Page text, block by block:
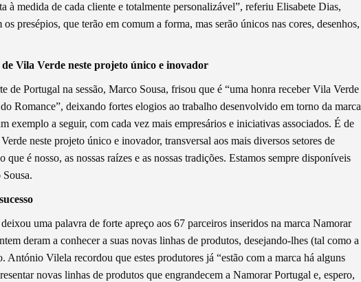
à medida de cada cliente e totalmente personalizável”, referiu Elisabete Dias,
presépios, que terão em comum a forma, mas serão únicos nas cores, desenhos,
Vila Verde neste projeto único e inovador
de Portugal na sessão, Marco Sousa, frisou que é “uma honra receber Vila Verde
Romance”, deixando fortes elogios ao trabalho desenvolvido em torno da marca
exemplo a seguir, com cada vez mais empresários e iniciativas associados. É de
neste projeto único e inovador, transversal aos mais diversos setores de
é nosso, as nossas raízes e as nossas tradições. Estamos sempre disponíveis
uma palavra de forte apreço aos 67 parceiros inseridos na marca Namorar
deram a conhecer a suas novas linhas de produtos, desejando-lhes (tal como a
António Vilela recordou que estes produtores já “estão com a marca há alguns
novas linhas de produtos que engrandecem a Namorar Portugal e, espero,